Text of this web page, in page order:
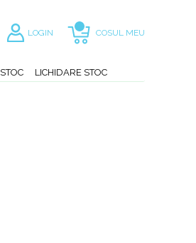
COSUL MEU
LOGIN
LICHIDARE STOC